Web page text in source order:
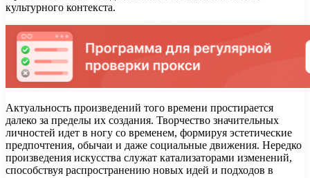
культурного контекста.
Актуальность произведений того времени простирается
далеко за пределы их создания. Творчество значительных
личностей идет в ногу со временем, формируя эстетические
предпочтения, обычаи и даже социальные движения. Нередко
произведения искусства служат катализаторами изменений,
способствуя распространению новых идей и подходов в